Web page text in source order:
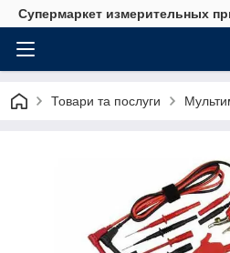
Супермаркет измерительных
Товари та послуги